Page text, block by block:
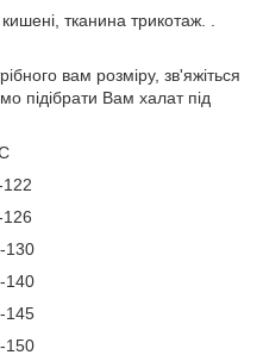
тканина трикотаж. .
вам розміру, зв'яжіться
підібрати Вам халат під